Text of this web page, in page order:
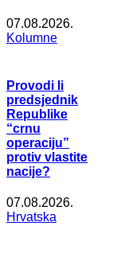
07.08.2026.
Kolumne
Provodi li
predsjednik
Republike
“crnu
operaciju”
protiv vlastite
nacije?
07.08.2026.
Hrvatska